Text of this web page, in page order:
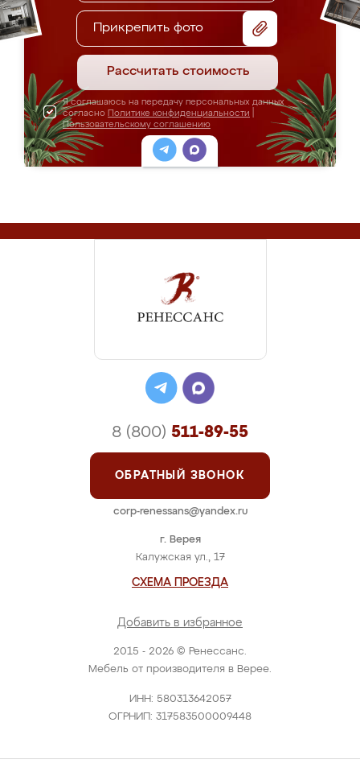
Прикрепить фото
Рассчитать стоимость
Я соглашаюсь на передачу персональных данных
согласно Политике конфиденциальности
Пользовательскому соглашению
2015 - 2026 © Ренессанс.
Мебель от производителя в Верее.
ИНН: 580313642057
ОГРНИП: 317583500009448
г. Верея
Калужская ул., 17
СХЕМА ПРОЕЗДА
Добавить в избранное
8 (800) 511-89-55
ОБРАТНЫЙ ЗВОНОК
corp-renessans@yandex.ru